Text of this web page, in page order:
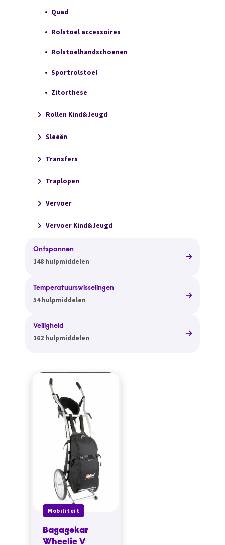
Quad
Rolstoel accessoires
Rolstoelhandschoenen
Sportrolstoel
Zitorthese
Rollen Kind&Jeugd
Sleeën
Transfers
Traplopen
Vervoer
Vervoer Kind&Jeugd
Ontspannen
148 hulpmiddelen
Temperatuurswisselingen
54 hulpmiddelen
Veiligheid
162 hulpmiddelen
Mobiliteit
Bagagekar
Wheelie V